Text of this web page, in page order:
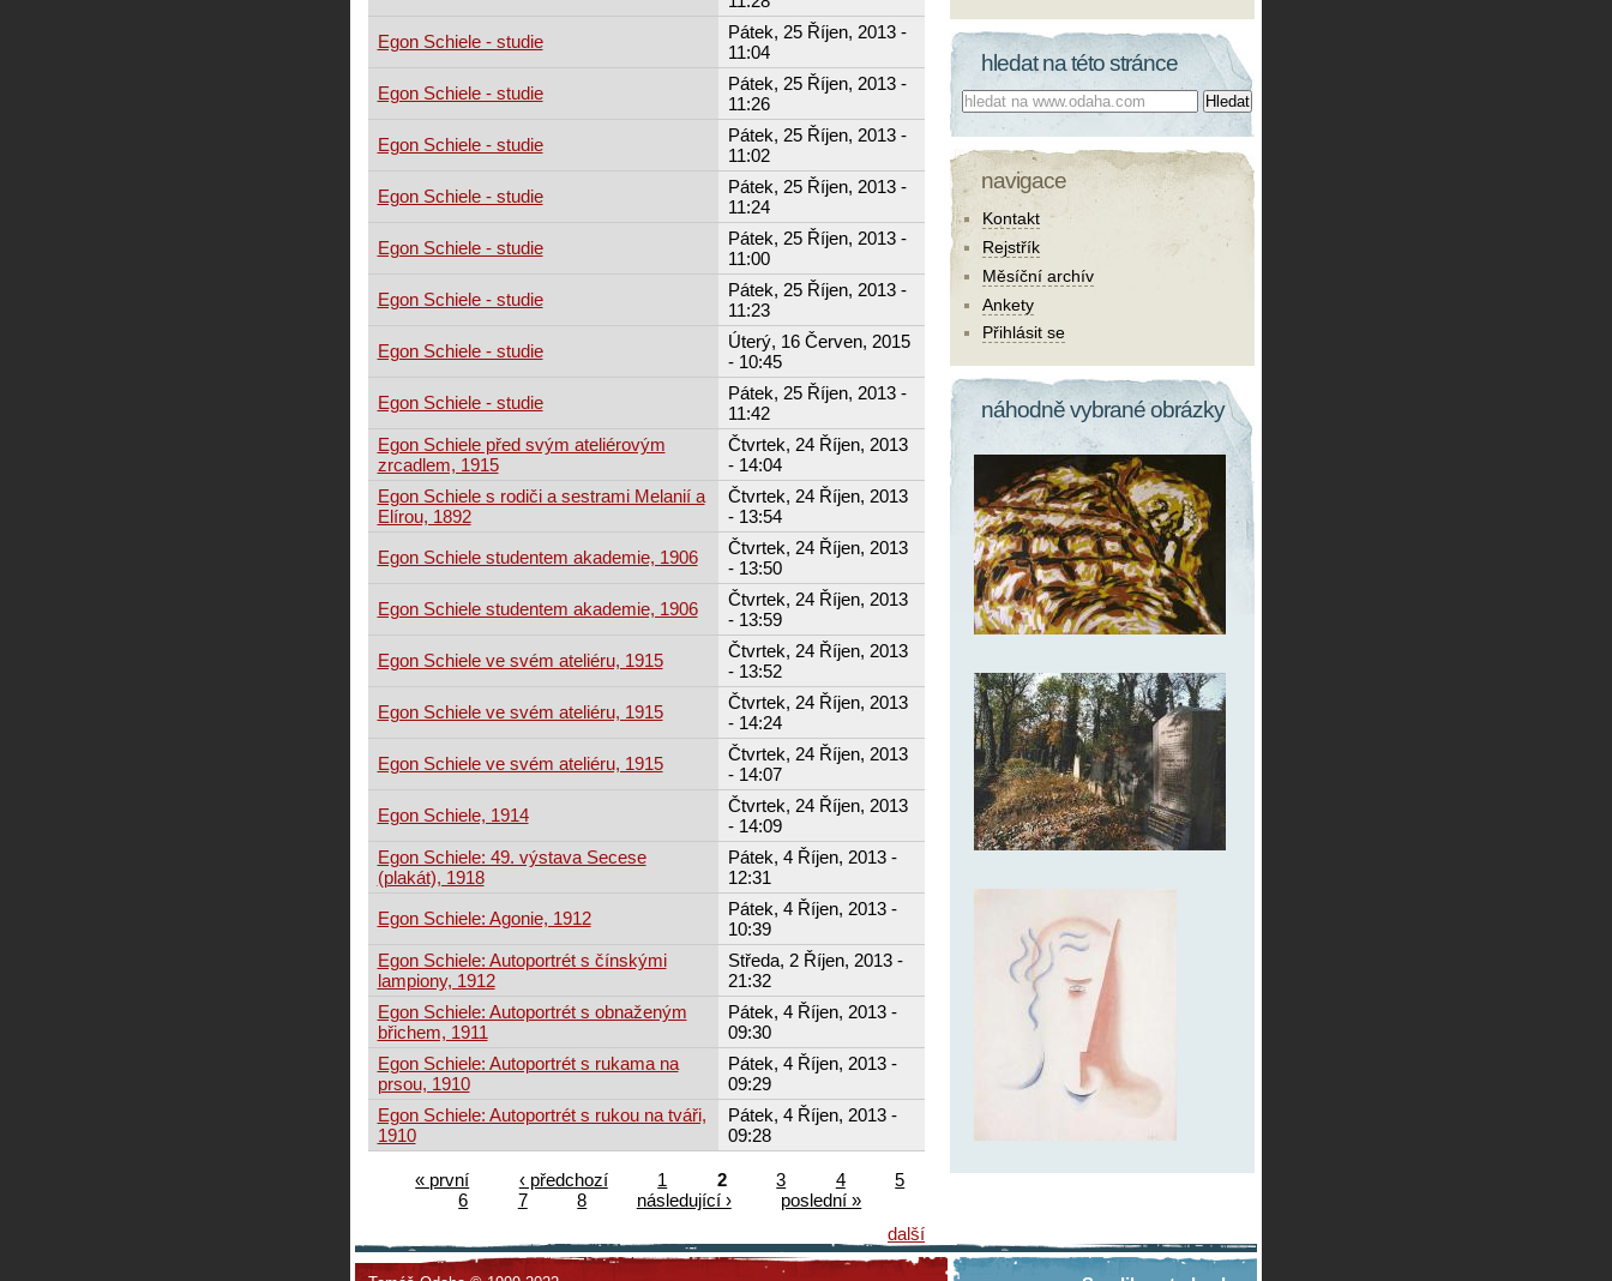
Egon Schiele - studie
Pátek, 25 Říjen, 2013 -
11:04
Egon Schiele - studie
Pátek, 25 Říjen, 2013 -
11:26
Egon Schiele - studie
Pátek, 25 Říjen, 2013 -
11:02
Egon Schiele - studie
Pátek, 25 Říjen, 2013 -
11:24
Egon Schiele - studie
Pátek, 25 Říjen, 2013 -
11:00
Egon Schiele - studie
Pátek, 25 Říjen, 2013 -
11:23
Egon Schiele - studie
Úterý, 16 Červen, 2015
- 10:45
Egon Schiele - studie
Pátek, 25 Říjen, 2013 -
11:42
Egon Schiele před svým ateliérovým
zrcadlem, 1915
Čtvrtek, 24 Říjen, 2013
- 14:04
Egon Schiele s rodiči a sestrami Melanií a
Elírou, 1892
Čtvrtek, 24 Říjen, 2013
- 13:54
Egon Schiele studentem akademie, 1906
Čtvrtek, 24 Říjen, 2013
- 13:50
Egon Schiele studentem akademie, 1906
Čtvrtek, 24 Říjen, 2013
- 13:59
Egon Schiele ve svém ateliéru, 1915
Čtvrtek, 24 Říjen, 2013
- 13:52
Egon Schiele ve svém ateliéru, 1915
Čtvrtek, 24 Říjen, 2013
- 14:24
Egon Schiele ve svém ateliéru, 1915
Čtvrtek, 24 Říjen, 2013
- 14:07
Egon Schiele, 1914
Čtvrtek, 24 Říjen, 2013
- 14:09
Egon Schiele: 49. výstava Secese
(plakát), 1918
Pátek, 4 Říjen, 2013 -
12:31
Egon Schiele: Agonie, 1912
Pátek, 4 Říjen, 2013 -
10:39
Egon Schiele: Autoportrét s čínskými
lampiony, 1912
Středa, 2 Říjen, 2013 -
21:32
Egon Schiele: Autoportrét s obnaženým
břichem, 1911
Pátek, 4 Říjen, 2013 -
09:30
Egon Schiele: Autoportrét s rukama na
prsou, 1910
Pátek, 4 Říjen, 2013 -
09:29
Egon Schiele: Autoportrét s rukou na tváři,
1910
Pátek, 4 Říjen, 2013 -
09:28
« první ‹ předchozí 1 2 3 4
5
6
7 8 následující ›
poslední »
další
hledat na této stránce
Co hledat:
navigace
Kontakt
Rejstřík
Měsíční archív
Ankety
Přihlásit se
náhodně vybrané obrázky